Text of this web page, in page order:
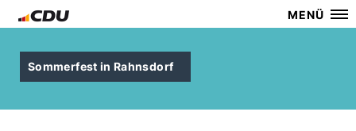
MENÜ
Sommerfest in Rahnsdorf